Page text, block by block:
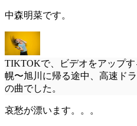
中森明菜です。
TIKTOKで、ビデオをアップ
幌〜旭川に帰る途中、高速ド
の曲でした。
哀愁が漂います。。。